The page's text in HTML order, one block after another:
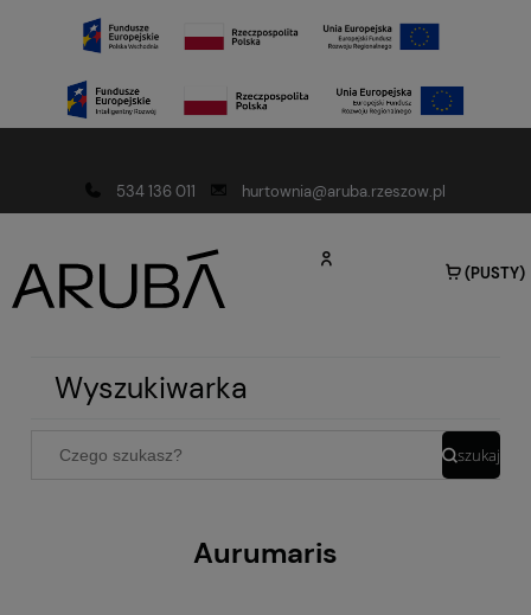
534 136 011
hurtownia@aruba.rzeszow.pl
(PUSTY)
Wyszukiwarka
szukaj
Aurumaris